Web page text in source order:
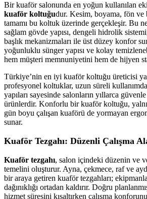
Bir kuaför salonunda en yoğun kullanılan
kuaför koltuğudur. Kesim, boyama, fön ve
tamamı bu koltuk üzerinde gerçekleşir. Bu
sağlam gövde yapısı, dengeli hidrolik
başlık mekanizmaları ile üst düzey konfor
yoğunluklu sünger yapısı ve kolay
hem müşteri memnuniyetini hem de hijyen
Türkiye’nin en iyi kuaför koltuğu üreticisi
profesyonel koltuklar, uzun süreli
yapıları sayesinde salonların yıllarca
ürünlerdir. Konforlu bir kuaför koltuğu,
gün boyu çalışan kuaförü de yormayan
sunar.
Kuaför Tezgahı: Düzenli Çalışma
Kuaför tezgahı, salon içindeki düzenin ve
temelini oluşturur. Ayna, çekmece, raf ve
bir araya getiren kuaför tezgahları;
dağınıklığı ortadan kaldırır. Doğru
hizmet süresini kısaltırken çalışma konforunu